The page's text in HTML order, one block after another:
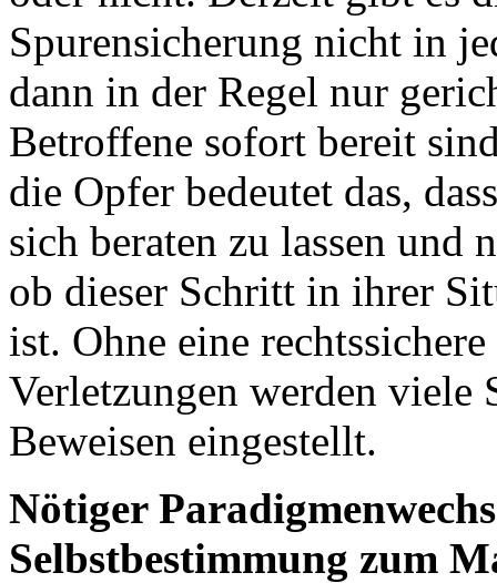
Spurensicherung nicht in
dann in der Regel nur
Betroffene sofort bereit
die Opfer bedeutet das,
sich beraten zu lassen und
ob dieser Schritt in ihrer
ist. Ohne eine
Verletzungen werden viele
Beweisen eingestellt.
Nötiger
Selbstbestimmung zum